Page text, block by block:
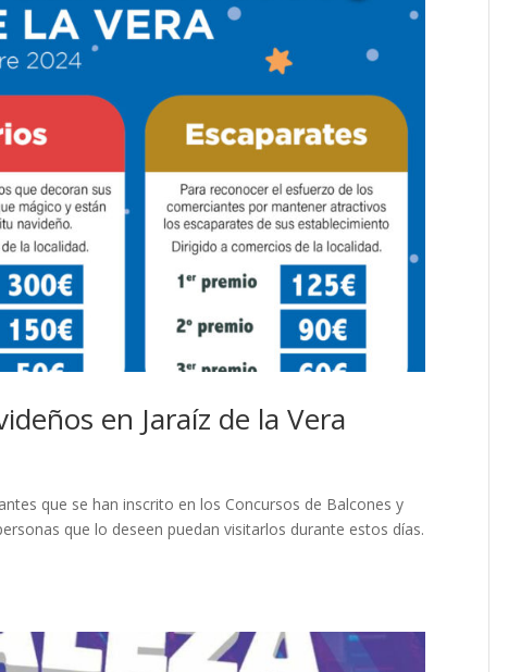
en Jaraíz de la Vera
que se han inscrito en los Concursos de Balcones y
que lo deseen puedan visitarlos durante estos días.